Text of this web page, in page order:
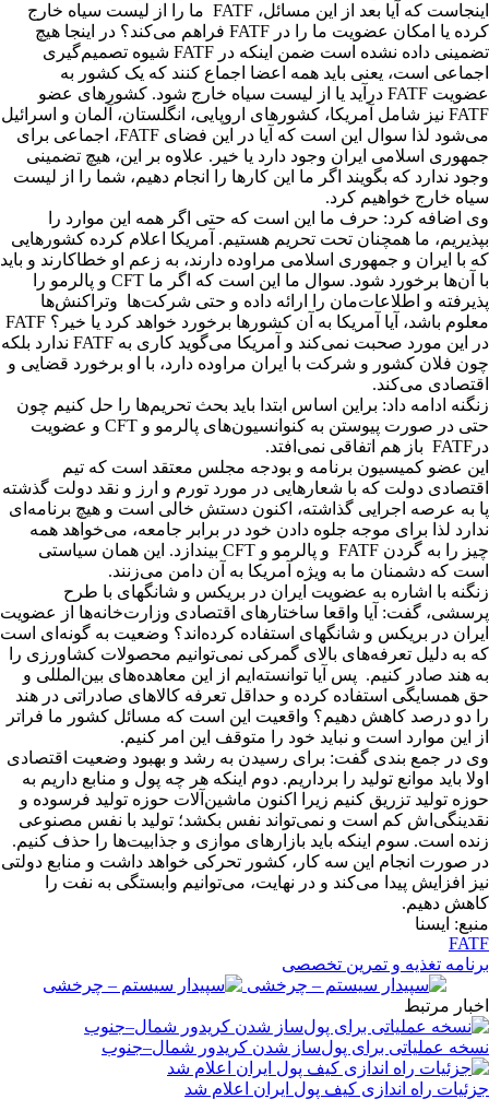
اینجاست که آیا بعد از این مسائل، FATF ما را از لیست سیاه خارج
کرده یا امکان عضویت ما را در FATF فراهم می‌کند؟ در اینجا هیچ
تضمینی داده نشده است ضمن اینکه در FATF شیوه تصمیم‌گیری
اجماعی است، یعنی باید همه اعضا اجماع کنند که یک کشور به
عضویت FATF درآید یا از لیست سیاه خارج شود. کشورهای عضو
FATF نیز شامل آمریکا، کشورهای اروپایی، انگلستان، آلمان و اسرائیل
می‌شود لذا سوال این است که آیا در این فضای FATF، اجماعی برای
جمهوری اسلامی ایران وجود دارد یا خیر. علاوه بر این، هیچ تضمینی
وجود ندارد که بگویند اگر ما این کارها را انجام دهیم، شما را از لیست
سیاه خارج خواهیم کرد.
وی اضافه کرد: حرف ما این است که حتی اگر همه این موارد را
بپذیریم، ما همچنان تحت تحریم هستیم. آمریکا اعلام کرده کشورهایی
که با ایران و جمهوری اسلامی مراوده دارند، به زعم او خطاکارند و باید
با آن‌ها برخورد شود. سوال ما این است که اگر ما CFT و پالرمو را
پذیرفته و اطلاعات‌مان را ارائه داده و حتی شرکت‌ها وتراکنش‌ها
معلوم باشد، آیا آمریکا به آن کشورها برخورد خواهد کرد یا خیر؟ FATF
در این مورد صحبت نمی‌کند و آمریکا می‌گوید کاری به FATF ندارد بلکه
چون فلان کشور و شرکت با ایران مراوده دارد، با او برخورد قضایی و
اقتصادی می‌کند.
زنگنه ادامه داد: براین اساس ابتدا باید بحث تحریم‌ها را حل کنیم چون
حتی در صورت پیوستن به کنوانسیون‌های پالرمو و CFT و عضویت
درFATF باز هم اتفاقی نمی‌افتد.
این عضو کمیسیون برنامه و بودجه مجلس معتقد است که تیم
اقتصادی دولت که با شعارهایی در مورد تورم و ارز و نقد دولت گذشته
پا به عرصه اجرایی گذاشته، اکنون دستش خالی است و هیچ برنامه‌ای
ندارد لذا برای موجه جلوه دادن خود در برابر جامعه، می‌خواهد همه
چیز را به گردن FATF و پالرمو و CFT بیندازد. این همان سیاستی
است که دشمنان ما به ویژه آمریکا به آن دامن می‌زنند.
زنگنه با اشاره به عضویت ایران در بریکس و شانگهای با طرح
پرسشی، گفت: آیا واقعا ساختارهای اقتصادی وزارت‌خانه‌ها از عضویت
ایران در بریکس و شانگهای استفاده کرده‌اند؟ وضعیت به گونه‌ای است
که به دلیل تعرفه‌های بالای گمرکی نمی‌توانیم محصولات کشاورزی را
به هند صادر کنیم. پس آیا توانسته‌ایم از این معاهده‌های بین‌المللی و
حق همسایگی استفاده کرده و حداقل تعرفه کالاهای صادراتی در هند
را دو درصد کاهش دهیم؟ واقعیت این است که مسائل کشور ما فراتر
از این موارد است و نباید خود را متوقف این امر کنیم.
وی در جمع بندی گفت: برای رسیدن به رشد و بهبود وضعیت اقتصادی
اولا باید موانع تولید را برداریم. دوم اینکه هر چه پول و منابع داریم به
حوزه تولید تزریق کنیم زیرا اکنون ماشین‌آلات حوزه تولید فرسوده و
نقدینگی‌اش کم است و نمی‌تواند نفس بکشد؛ تولید با نفس مصنوعی
زنده است. سوم اینکه باید بازارهای موازی و جذابیت‌ها را حذف کنیم.
در صورت انجام این سه کار، کشور تحرکی خواهد داشت و منابع دولتی
نیز افزایش پیدا می‌کند و در نهایت، می‌توانیم وابستگی به نفت را
کاهش دهیم.
منبع: ایسنا
FATF
برنامه تغذیه و تمرین تخصصی
اخبار مرتبط
نسخه عملیاتی برای پول‌ساز شدن کریدور شمال–جنوب
جزئیات راه اندازی کیف پول ایران اعلام شد